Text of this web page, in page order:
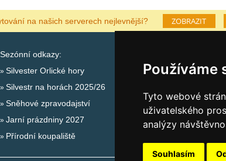
Používáme
Tyto webové
uživatelského
analýzy
Souhlasím
na našich serverech nejlevnější? ZOBRAZIT
Sezónní odkazy:
Silvester Orlické hory
Silvestr na horách 2025/26
Sněhové zpravodajství
Jarní prázdniny 2027
Přírodní koupaliště
Lastminute Orlické